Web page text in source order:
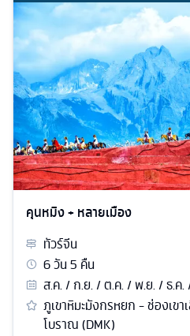
คุนหมิง + หลายเมือง
ทัวร์จีน
6วัน5 คืน
ส.ค. / ก.ย. / ต.ค. / พ.ย. / ธ.ค
ภูเขาหิมะมังกรหยก - ช่องเขา
โบราณ (DMK)